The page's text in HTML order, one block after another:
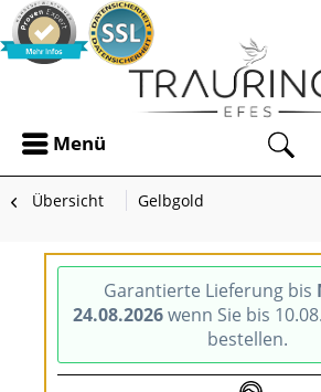
Menü
Übersicht Gelbgold
Garantierte Lieferung bis
24.08.2026wenn Sie bis
bestellen.